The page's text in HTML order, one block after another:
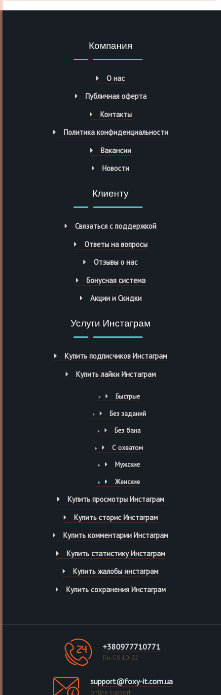
Компания
О нас
Публичная оферта
Контакты
Политика конфиденциальности
Вакансии
Новости
Клиенту
Связаться с поддержкой
Ответы на вопросы
Отзывы о нас
Бонусная система
Акции и Скидки
Услуги Инстаграм
Купить подписчиков Инстаграм
Купить лайки Инстаграм
Быстрые
Без заданий
Без бана
С охватом
Мужские
Женские
Купить просмотры Инстаграм
Купить сторис Инстаграм
Купить комментарии Инстаграм
Купить статистику Инстаграм
Купить жалобы инстаграм
Купить сохранения Инстаграм
+380977710771
Пн-Сб 10-22
support@foxy-it.com.ua
online support